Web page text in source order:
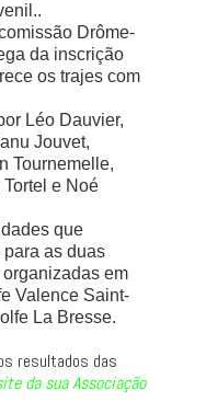
Drôme-
da inscrição
os trajes com
Léo Dauvier,
Jouvet,
Tournemelle,
e Noé
que
as duas
em
Valence Saint-
La Bresse.
resultados das
da sua Associação